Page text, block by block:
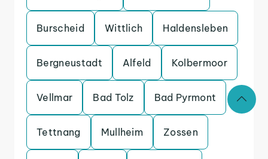
Burscheid Wittlich Haldensleben
Bergneustadt Alfeld Kolbermoor
Vellmar Bad Tolz Bad Pyrmont
Tettnang Mullheim Zossen